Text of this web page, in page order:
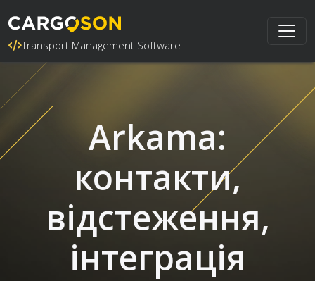
Transport Management Software
Arkama:
контакти,
відстеження,
інтеграція